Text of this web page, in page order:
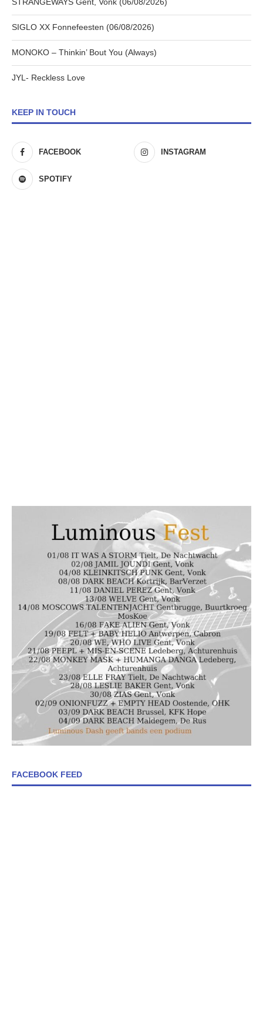
STRANGEWAYS Gent, Vonk (06/08/2026)
SIGLO XX Fonnefeesten (06/08/2026)
MONOKO – Thinkin’ Bout You (Always)
JYL- Reckless Love
KEEP IN TOUCH
FACEBOOK INSTAGRAM
SPOTIFY
FACEBOOK FEED